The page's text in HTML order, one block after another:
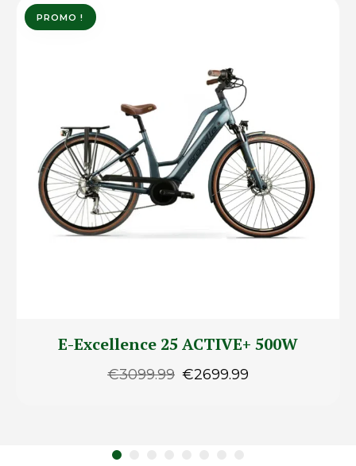
PROMO !
E-Excellence 25 ACTIVE+ 500W
€3099.99 Le
€2699.99